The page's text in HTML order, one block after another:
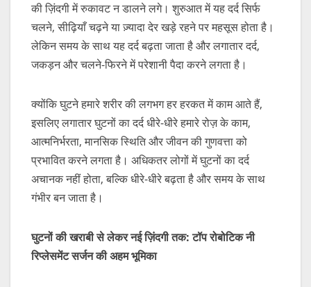
की ज़िंदगी में रुकावट न डालने लगे। शुरुआत में यह दर्द सिर्फ
चलने, सीढ़ियाँ चढ़ने या ज़्यादा देर खड़े रहने पर महसूस होता है।
लेकिन समय के साथ यह दर्द बढ़ता जाता है और लगातार दर्द,
जकड़न और चलने-फिरने में परेशानी पैदा करने लगता है।
क्योंकि घुटने हमारे शरीर की लगभग हर हरकत में काम आते हैं,
इसलिए लगातार घुटनों का दर्द धीरे-धीरे हमारे रोज़ के काम,
आत्मनिर्भरता, मानसिक स्थिति और जीवन की गुणवत्ता को
प्रभावित करने लगता है। अधिकतर लोगों में घुटनों का दर्द
अचानक नहीं होता, बल्कि धीरे-धीरे बढ़ता है और समय के साथ
गंभीर बन जाता है।
घुटनोंकीखराबीसेलेकरनईज़िंदगीतक:टॉपरोबोटिकनी
रिप्लेसमेंटसर्जनकीअहमभूमिका